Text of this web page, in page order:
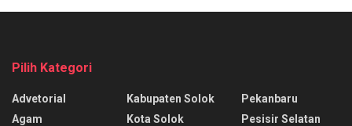
Pilih Kategori
Advetorial
Agam
Kabupaten Solok
Kota Solok
Pekanbaru
Pesisir Selatan